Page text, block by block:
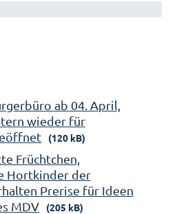
ab 04. April,
wieder für
(120 kB)
Früchtchen,
Hortkinder der
Prerise für Ideen
MDV
(205 kB)